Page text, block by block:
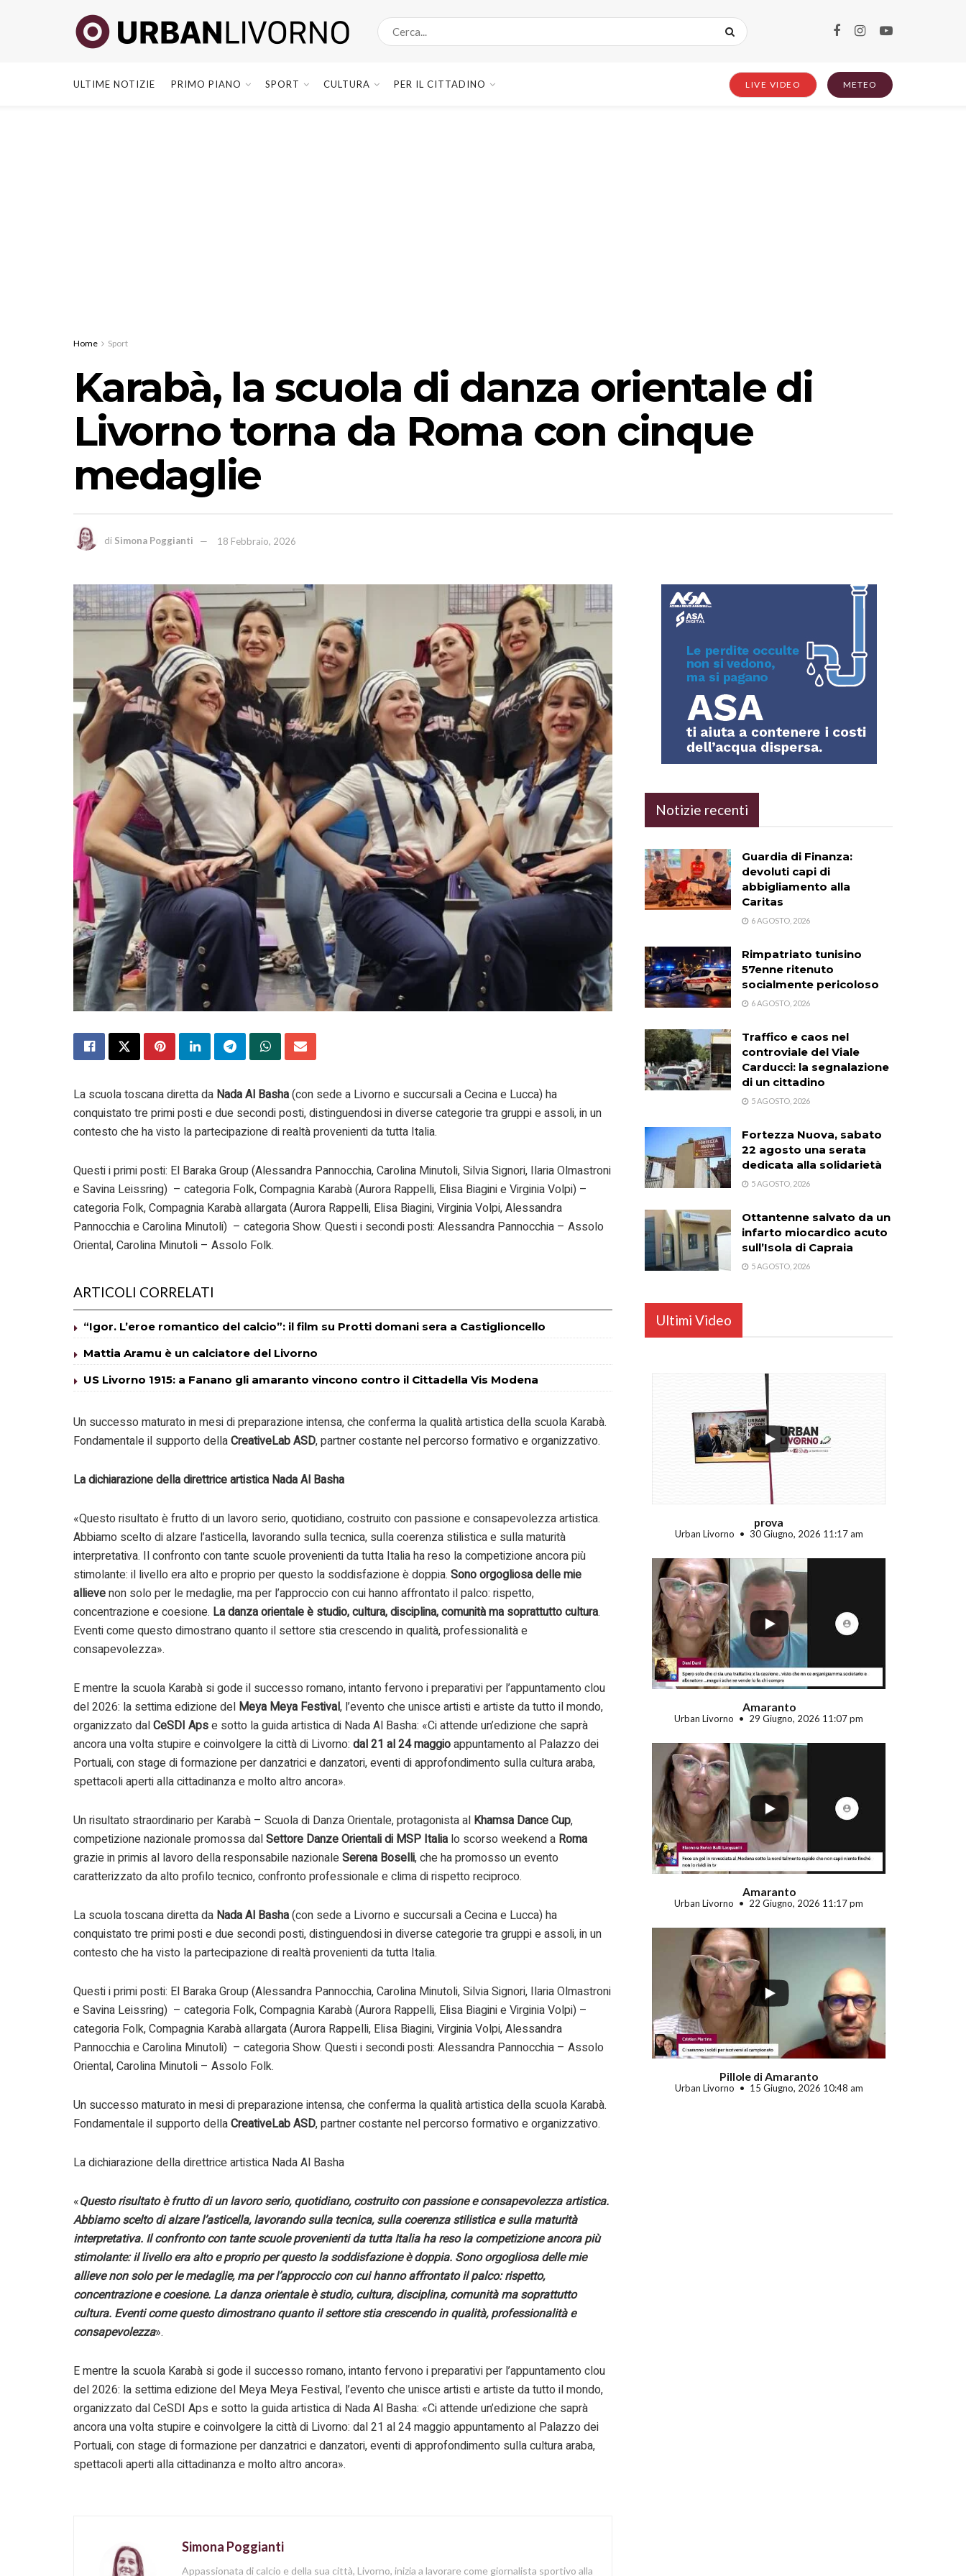
ULTIME NOTIZIE PRIMO PIANO SPORT CULTURA PER IL CITTADINO LIVE VIDEO METEO
Home Sport
Karabà, la scuola di danza orientale di
Livorno torna da Roma con cinque
medaglie
di Simona Poggianti 18 Febbraio, 2026
La scuola toscana diretta da Nada Al Basha(con sede a Livorno e succursali a Cecina e Lucca) ha
conquistato tre primi posti e due secondi posti, distinguendosi in diverse categorie tra gruppi e assoli, in un
contesto che ha visto la partecipazione di realtà provenienti da tutta Italia.
Questi i primi posti: El Baraka Group (Alessandra Pannocchia, Carolina Minutoli, Silvia Signori, Ilaria Olmastroni
e Savina Leissring) – categoria Folk, Compagnia Karabà (Aurora Rappelli, Elisa Biagini e Virginia Volpi) –
categoria Folk, Compagnia Karabà allargata (Aurora Rappelli, Elisa Biagini, Virginia Volpi, Alessandra
Pannocchia e Carolina Minutoli) – categoria Show. Questi i secondi posti: Alessandra Pannocchia – Assolo
Oriental, Carolina Minutoli – Assolo Folk.
ARTICOLI CORRELATI
“Igor. L’eroe romantico del calcio”: il film su Protti domani sera a Castiglioncello
Mattia Aramu è un calciatore del Livorno
US Livorno 1915: a Fanano gli amaranto vincono contro il Cittadella Vis Modena
Un successo maturato in mesi di preparazione intensa, che conferma la qualità artistica della scuola Karabà.
Fondamentale il supporto dellaCreativeLab ASD, partner costante nel percorso formativo e organizzativo.
La dichiarazione della direttrice artistica Nada Al Basha
«Questo risultato è frutto di un lavoro serio, quotidiano, costruito con passione e consapevolezza artistica.
Abbiamo scelto di alzare l’asticella, lavorando sulla tecnica, sulla coerenza stilistica e sulla maturità
interpretativa. Il confronto con tante scuole provenienti da tutta Italia ha reso la competizione ancora più
stimolante: il livello era alto e proprio per questo la soddisfazione è doppia. Sono orgogliosa delle mie
allievenon solo per le medaglie, ma per l’approccio con cui hanno affrontato il palco: rispetto,
concentrazione e coesione. La danza orientale è studio, cultura, disciplina, comunità ma soprattutto cultura.
Eventi come questo dimostrano quanto il settore stia crescendo in qualità, professionalità e
consapevolezza».
E mentre la scuola Karabà si gode il successo romano, intanto fervono i preparativi per l’appuntamento clou
del 2026: la settima edizione del Meya Meya Festival, l’evento che unisce artisti e artiste da tutto il mondo,
organizzato dalCeSDI Apse sotto la guida artistica di Nada Al Basha: «Ci attende un’edizione che saprà
ancora una volta stupire e coinvolgere la città di Livorno: dal 21 al 24 maggioappuntamento al Palazzo dei
Portuali, con stage di formazione per danzatrici e danzatori, eventi di approfondimento sulla cultura araba,
spettacoli aperti alla cittadinanza e molto altro ancora».
Un risultato straordinario per Karabà – Scuola di Danza Orientale, protagonista al Khamsa Dance Cup,
competizione nazionale promossa dalSettore Danze Orientali di MSP Italia lo scorso weekend a Roma
grazie in primis al lavoro della responsabile nazionaleSerena Boselli, che ha promosso un evento
caratterizzato da alto profilo tecnico, confronto professionale e clima di rispetto reciproco.
La scuola toscana diretta da Nada Al Basha(con sede a Livorno e succursali a Cecina e Lucca) ha
conquistato tre primi posti e due secondi posti, distinguendosi in diverse categorie tra gruppi e assoli, in un
contesto che ha visto la partecipazione di realtà provenienti da tutta Italia.
Questi i primi posti: El Baraka Group (Alessandra Pannocchia, Carolina Minutoli, Silvia Signori, Ilaria Olmastroni
e Savina Leissring) – categoria Folk, Compagnia Karabà (Aurora Rappelli, Elisa Biagini e Virginia Volpi) –
categoria Folk, Compagnia Karabà allargata (Aurora Rappelli, Elisa Biagini, Virginia Volpi, Alessandra
Pannocchia e Carolina Minutoli) – categoria Show. Questi i secondi posti: Alessandra Pannocchia – Assolo
Oriental, Carolina Minutoli – Assolo Folk.
Un successo maturato in mesi di preparazione intensa, che conferma la qualità artistica della scuola Karabà.
Fondamentale il supporto dellaCreativeLab ASD, partner costante nel percorso formativo e organizzativo.
La dichiarazione della direttrice artistica Nada Al Basha
«Questo risultato è frutto di un lavoro serio, quotidiano, costruito con passione e consapevolezza artistica.
Abbiamo scelto di alzare l’asticella, lavorando sulla tecnica, sulla coerenza stilistica e sulla maturità
interpretativa. Il confronto con tante scuole provenienti da tutta Italia ha reso la competizione ancora più
stimolante: il livello era alto e proprio per questo la soddisfazione è doppia. Sono orgogliosa delle mie
allieve non solo per le medaglie, ma per l’approccio con cui hanno affrontato il palco: rispetto,
concentrazione e coesione. La danza orientale è studio, cultura, disciplina, comunità ma soprattutto
cultura. Eventi come questo dimostrano quanto il settore stia crescendo in qualità, professionalità e
consapevolezza».
E mentre la scuola Karabà si gode il successo romano, intanto fervono i preparativi per l’appuntamento clou
del 2026: la settima edizione del Meya Meya Festival, l’evento che unisce artisti e artiste da tutto il mondo,
organizzato dal CeSDI Aps e sotto la guida artistica di Nada Al Basha: «Ci attende un’edizione che saprà
ancora una volta stupire e coinvolgere la città di Livorno: dal 21 al 24 maggio appuntamento al Palazzo dei
Portuali, con stage di formazione per danzatrici e danzatori, eventi di approfondimento sulla cultura araba,
spettacoli aperti alla cittadinanza e molto altro ancora».
Simona Poggianti
Appassionata di calcio e della sua città, Livorno, inizia a lavorare come giornalista sportivo alla
Notizie recenti
Guardia di Finanza:
devoluti capi di
abbigliamento alla
Caritas
6 AGOSTO, 2026
Rimpatriato tunisino
57enne ritenuto
socialmente pericoloso
6 AGOSTO, 2026
Traffico e caos nel
controviale del Viale
Carducci: la segnalazione
di un cittadino
5 AGOSTO, 2026
Fortezza Nuova, sabato
22 agosto una serata
dedicata alla solidarietà
5 AGOSTO, 2026
Ottantenne salvato da un
infarto miocardico acuto
sull’Isola di Capraia
5 AGOSTO, 2026
Ultimi Video
...
prova
Urban Livorno 30 Giugno, 2026 11:17 am
...
Amaranto
Urban Livorno 29 Giugno, 2026 11:07 pm
...
Amaranto
Urban Livorno 22 Giugno, 2026 11:17 pm
Pillole di Amaranto
Urban Livorno 15 Giugno, 2026 10:48 am